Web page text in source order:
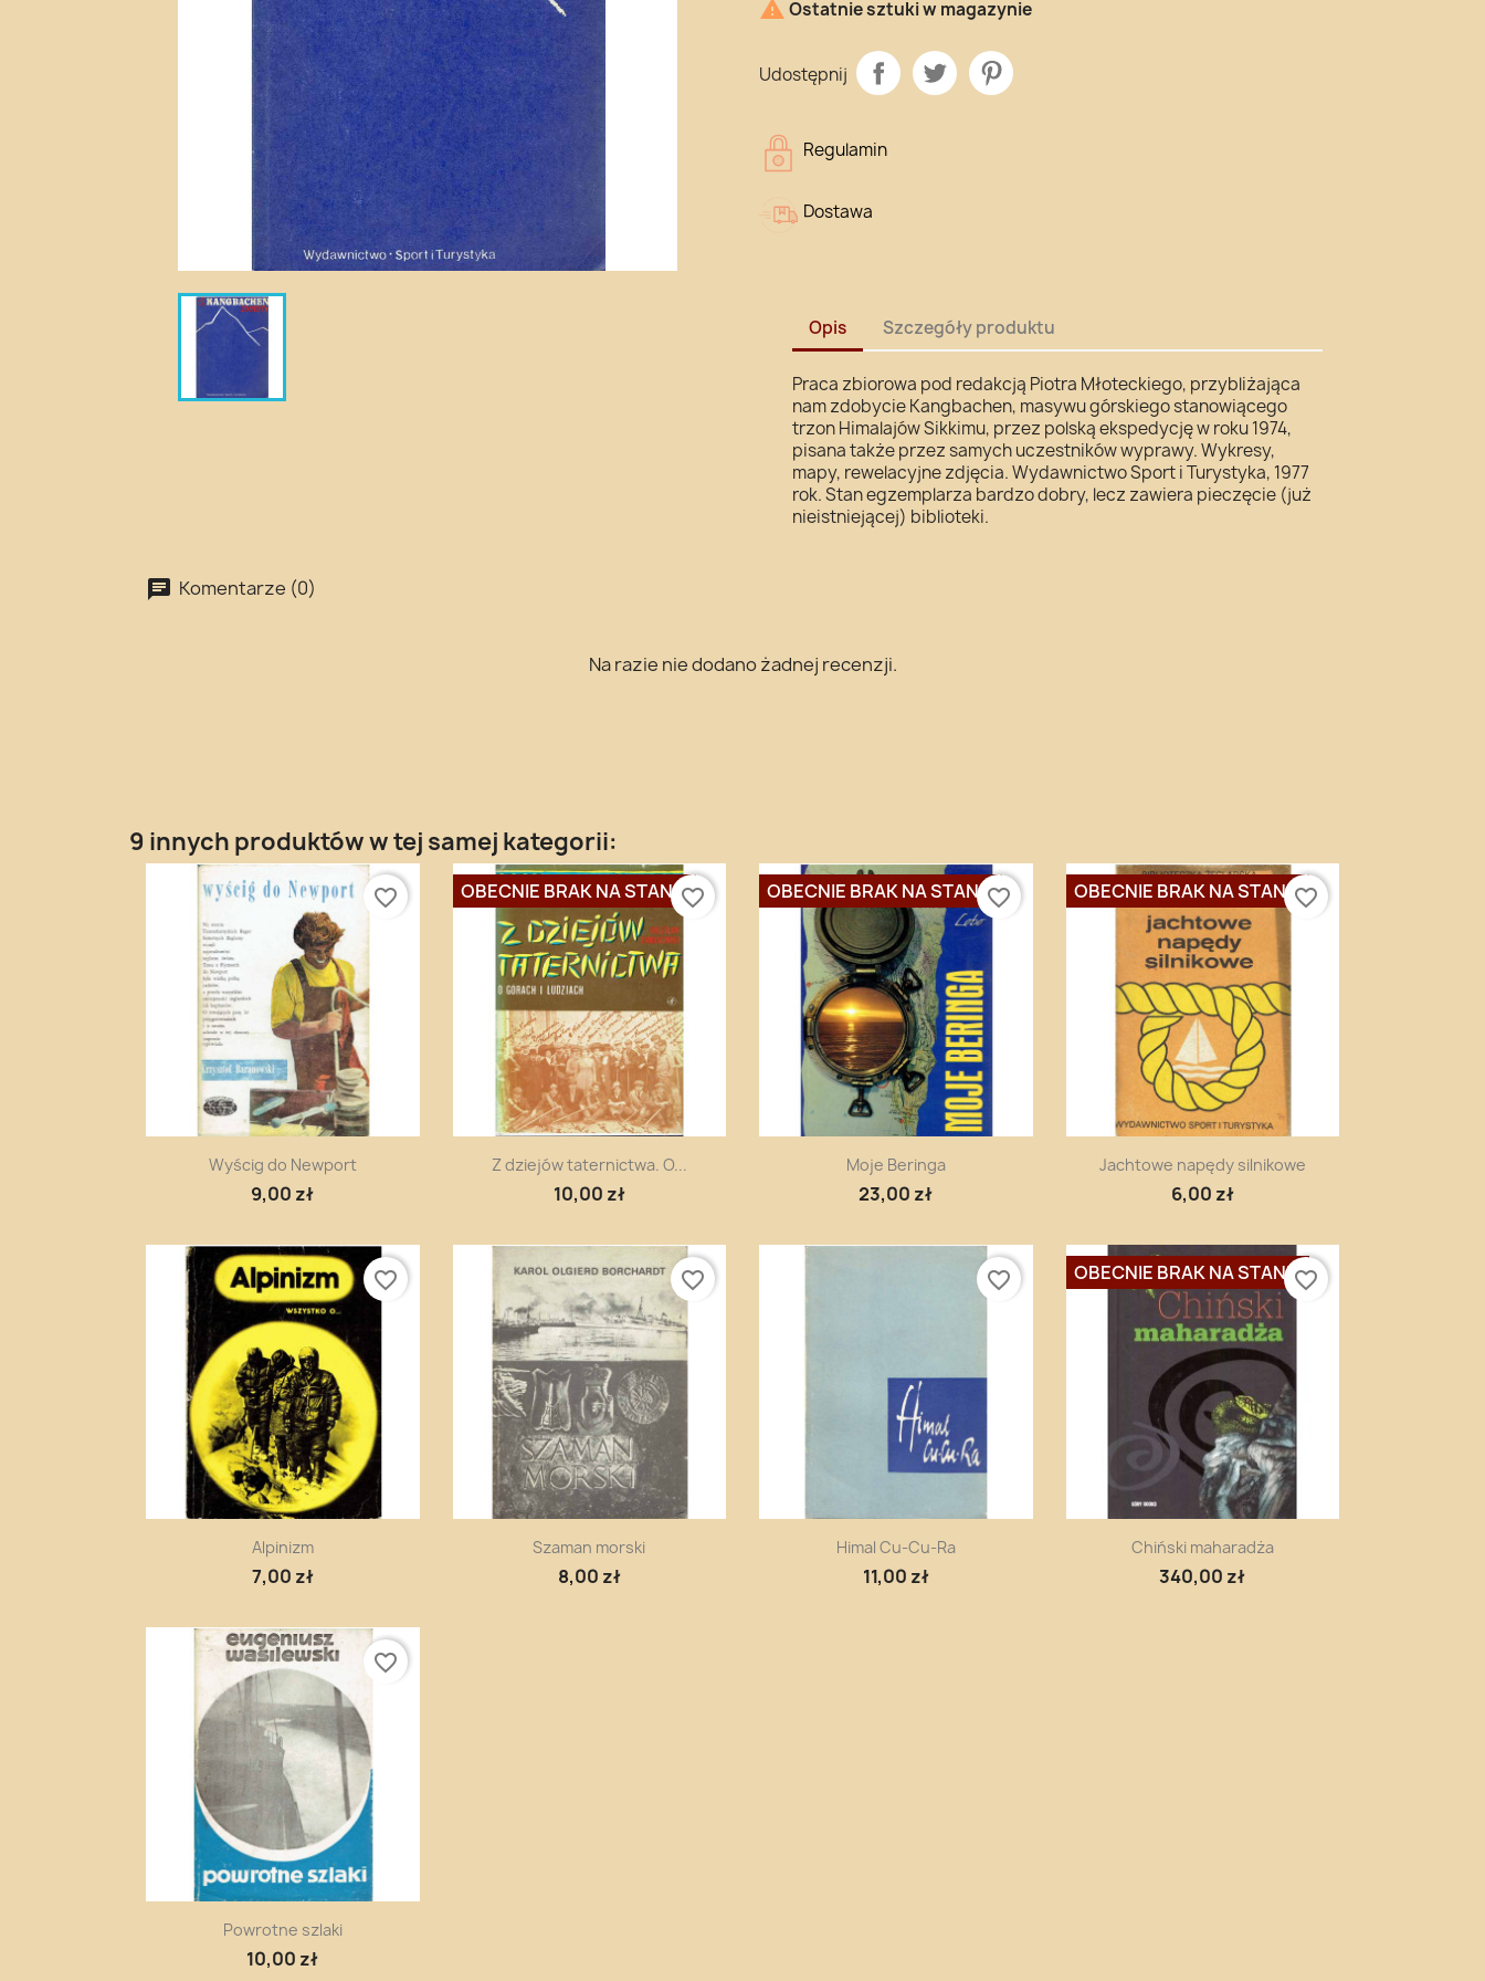
 Ostatnie sztuki w magazynie
Udostępnij
Regulamin
Dostawa
Opis Szczegóły produktu
Praca zbiorowa pod redakcją Piotra Młoteckiego, przybliżająca
nam zdobycie Kangbachen, masywu górskiego stanowiącego
trzon Himalajów Sikkimu, przez polską ekspedycję w roku 1974,
pisana także przez samych uczestników wyprawy. Wykresy,
mapy, rewelacyjne zdjęcia. Wydawnictwo Sport i Turystyka, 1977
rok. Stan egzemplarza bardzo dobry, lecz zawiera pieczęcie (już
nieistniejącej) biblioteki.
Komentarze (0)
Na razie nie dodano żadnej recenzji.
9 innych produktów w tej samej kategorii:
Szybki podgląd
Wyścig do Newport
9,00 zł
favorite_border
Szybki podgląd
Z dziejów taternictwa. O...
10,00 zł
OBECNIE BRAK NA STANIEfavorite_border
Szybki podgląd
Moje Beringa
23,00 zł
OBECNIE BRAK NA STANIEfavorite_border
Szybki podgląd
Jachtowe napędy silnikowe
6,00 zł
OBECNIE BRAK NA STANIEfavorite_border
Szybki podgląd
Alpinizm
7,00 zł
favorite_border
Szybki podgląd
Szaman morski
8,00 zł
favorite_border
Szybki podgląd
Himal Cu-Cu-Ra
11,00 zł
favorite_border
Szybki podgląd
Chiński maharadża
340,00 zł
OBECNIE BRAK NA STANIEfavorite_border
Szybki podgląd
Powrotne szlaki
10,00 zł
favorite_border